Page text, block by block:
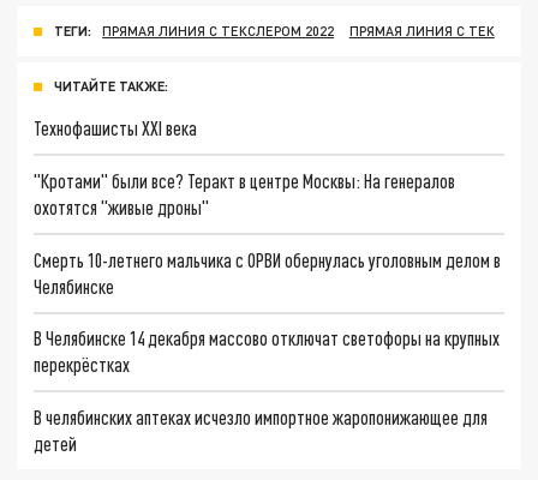
ТЕГИ: ПРЯМАЯ ЛИНИЯ С ТЕКСЛЕРОМ 2022 ПРЯМАЯ ЛИНИЯ С ТЕК
ЧИТАЙТЕ ТАКЖЕ:
Технофашисты XXI века
"Кротами" были все? Теракт в центре Москвы: На генералов
охотятся "живые дроны"
Смерть 10-летнего мальчика с ОРВИ обернулась уголовным делом в
Челябинске
В Челябинске 14 декабря массово отключат светофоры на крупных
перекрёстках
В челябинских аптеках исчезло импортное жаропонижающее для
детей